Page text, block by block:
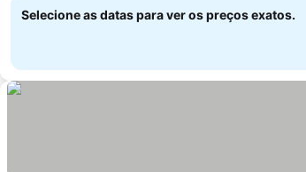
Selecione as datas para ver os preços exatos.